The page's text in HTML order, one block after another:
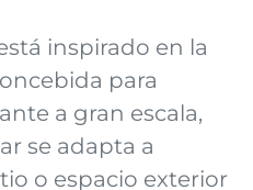
inspirado en la
para
a gran escala,
se adapta a
o espacio exterior